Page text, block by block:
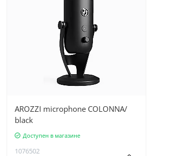
AROZZI microphone COLONNA/
black
Доступен в магазине
1076502